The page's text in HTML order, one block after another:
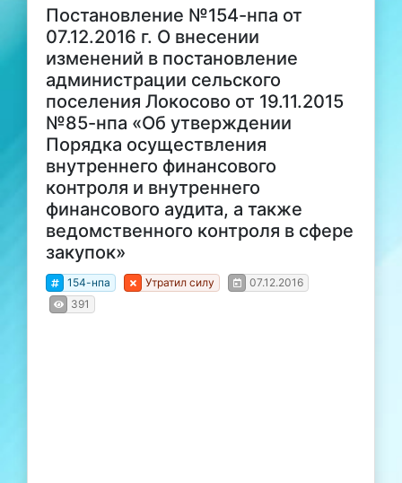
Постановление №154-нпа от
07.12.2016 г. О внесении
изменений в постановление
администрации сельского
поселения Локосово от 19.11.2015
№85-нпа «Об утверждении
Порядка осуществления
внутреннего финансового
контроля и внутреннего
финансового аудита, а также
ведомственного контроля в сфере
закупок»
154-нпа Утратил силу
07.12.2016
391